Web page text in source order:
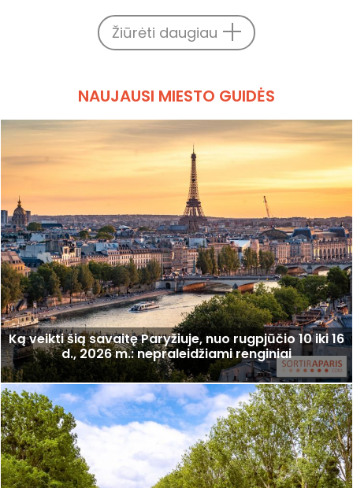
Žiūrėti daugiau
NAUJAUSI MIESTO GUIDĖS
Ką veikti šią savaitę Paryžiuje, nuo rugpjūčio 10 iki 16
d., 2026 m.: nepraleidžiami renginiai